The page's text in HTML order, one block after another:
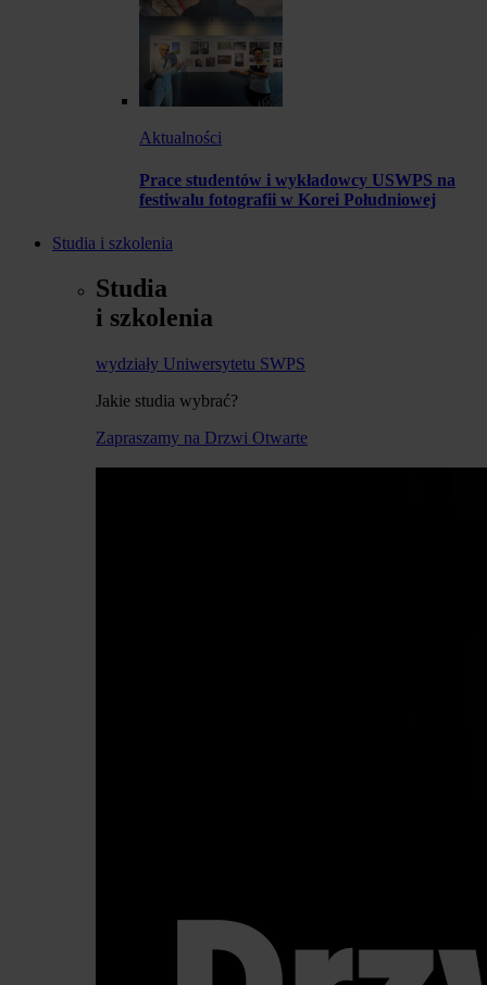
Aktualności
Prace studentów i wykładowcy USWPS na
festiwalu fotografii w Korei Południowej
Studia i szkolenia
Studia
i szkolenia
wydziały Uniwersytetu SWPS
Jakie studia wybrać?
Zapraszamy na Drzwi Otwarte